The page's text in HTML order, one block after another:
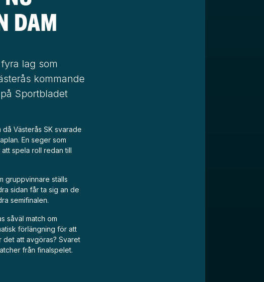
DAM
lag som
kommande
Sportbladet
Västerås SK svarade
En seger som
spela roll redan till
gruppvinnare ställs
sidan får ta sig an de
semifinalen.
såväl match om
förlängning för att
det att avgöras? Svaret
från finalspelet.